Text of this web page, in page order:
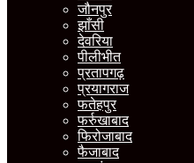
जौनपुर
झाँसी
देवरिया
पीलीभीत
प्रतापगढ़
प्रयागराज
फतेहपुर
फर्रुखाबाद
फिरोजाबाद
फैजाबाद